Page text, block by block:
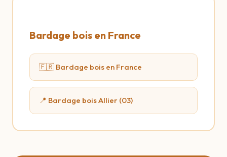
Bardage bois en France
🇫🇷 Bardage bois en France
📍 Bardage bois Allier (03)